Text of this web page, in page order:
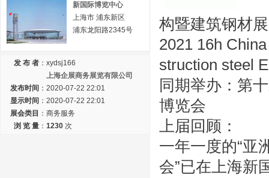
新国际博览中心
上海市 浦东新区
浦东龙阳路2345号
发 布 者 ： xydsj166
上海企展商务展览有限公司
发布时间 ： 2020-07-22 22:01
显示时间 ： 2020-07-22 22:01
展会类目 ： 商务服务
浏 览 量 ： 1230 次
构暨建筑钢材
2021 16h
struction steel
同期举办：第
博览会
上届回顾：
一年一度的“亚
会”已在上海新